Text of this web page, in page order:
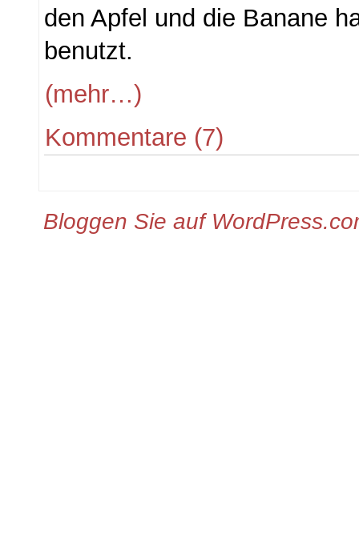
den Apfel und die Banane
benutzt.
(mehr…)
Kommentare (7)
Bloggen Sie auf